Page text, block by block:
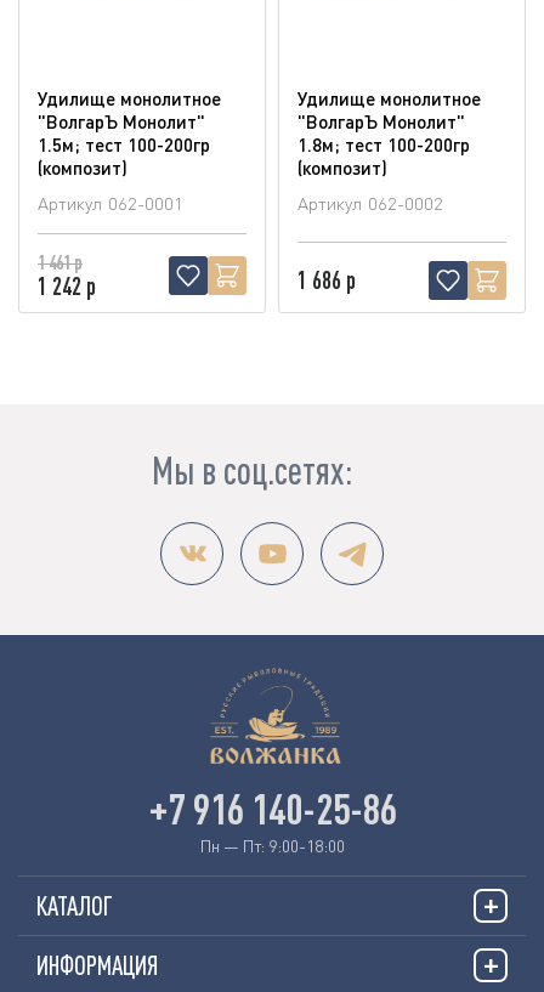
Удилище монолитное
"ВолгарЪ Монолит"
1.5м; тест 100-200гр
(композит)
Артикул 062-0001
1 461 р
1 242 р
Удилище монолитное
"ВолгарЪ Монолит"
1.8м; тест 100-200гр
(композит)
Артикул 062-0002
1 686 р
Мы в соц.сетях:
КАТАЛОГ
ИНФОРМАЦИЯ
+7 916 140-25-86
Пн — Пт: 9:00-18:00